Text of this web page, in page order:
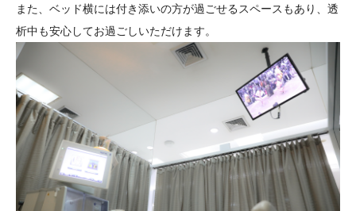
また、ベッド横には付き添いの方が過ごせるスペースもあり、透
析中も安心してお過ごしいただけます。